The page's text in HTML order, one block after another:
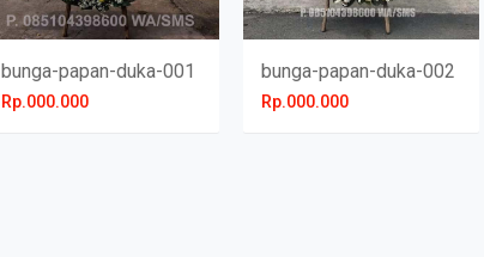
bunga-papan-duka-001
Rp.000.000
bunga-papan-duka-002
Rp.000.000